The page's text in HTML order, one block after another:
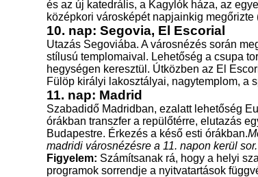
és az új katedrális, a Kagylók háza, az
középkori városképét napjainkig
10. nap: Segovia, El Escorial
Utazás Segoviába. A városnézés során
stílusú templomaival. Lehetőség a csupa
hegységen keresztül. Útközben az El
Fülöp királyi lakosztályai, nagytemplom, a
11. nap: Madrid
Szabadidő Madridban, ezalatt lehetőség
órákban transzfer a repülőtérre, elutazás
Budapestre. Érkezés a késő esti órákban.
madridi városnézésre a 11. napon kerül sor.
Figyelem: Számítsanak rá, hogy a helyi
programok sorrendje a nyitvatartások